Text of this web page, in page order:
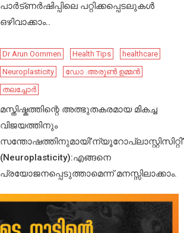
പാർട്ണർഷിപ്പിലെ പറ്റിക്കപ്പെടലുകൾ
ഒഴിവാക്കാം..
Dr Arun Oommen Health Tips
healthcare
Neuroplasticity
ഡോ .അരുൺ ഉമ്മൻ
തലച്ചോർ
മസ്തിഷ്കത്തിന്റെ അത്ഭുതകരമായ മികച്ച
വിജയത്തിനും
സന്തോഷത്തിനുമായി’ന്യൂറോപ്ലാസ്റ്റിസിറ്റി’
(Neuroplasticity):എങ്ങനെ
പ്രയോജനപ്പെടുത്താമെന്ന് മനസ്സിലാക്കാം.